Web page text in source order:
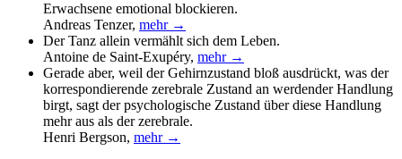
Erwachsene emotional blockieren.
Andreas Tenzer, mehr →
Der Tanz allein vermählt sich dem Leben.
Antoine de Saint-Exupéry, mehr →
Gerade aber, weil der Gehirnzustand bloß ausdrückt, was der
korrespondierende zerebrale Zustand an werdender Handlung
birgt, sagt der psychologische Zustand über diese Handlung
mehr aus als der zerebrale.
Henri Bergson, mehr →